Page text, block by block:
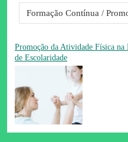
Moodle
Moodle.com
Promoção da Atividade Física na
de Escolaridade